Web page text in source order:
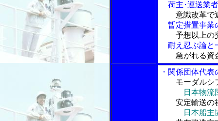
荷主･運送業
意識改革で
暫定措置事業
予想以上の
耐え忍ぶ論と
急がれる資
・関係団体代
モーダルシ
日本物
安定輸送の
日本船